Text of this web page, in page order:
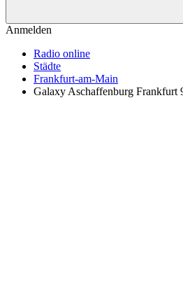
Anmelden
Radio online
Städte
Frankfurt-am-Main
Galaxy Aschaffenburg Frankfurt